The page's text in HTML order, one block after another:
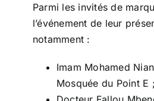
Parmi les invités de
l’événement de leur
notamment :
Imam Mohamed
Mosquée du Point E ;